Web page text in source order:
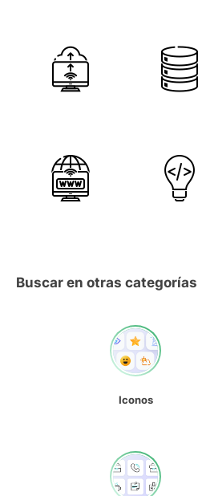
Buscar en otras categorías
Iconos